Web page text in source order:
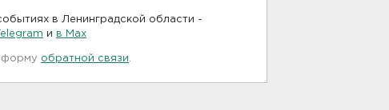
в Ленинградской области -
и в Maх
форму обратной связи